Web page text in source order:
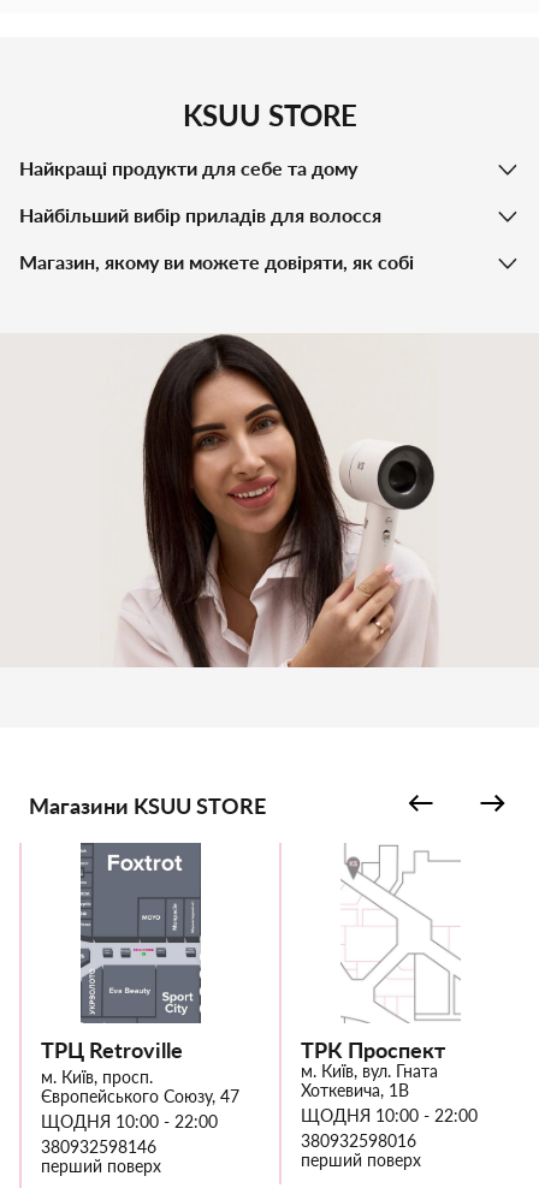
KSUU STORE
Найкращі продукти для себе та дому
Найбільший вибір приладів для волосся
Магазин, якому ви можете довіряти, як собі
Магазини KSUU STORE
ТРЦ Retroville
м. Київ, просп.
Європейського Союзу, 47
ЩОДНЯ 10:00 - 22:00
380932598146
перший поверх
ТРК Проспект
м. Київ, вул. Гната
Хоткевича, 1В
ЩОДНЯ 10:00 - 22:00
380932598016
перший поверх